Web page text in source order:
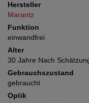
Hersteller
Marantz
Funktion
einwandfrei
Alter
30 Jahre Nach
Gebrauchszustand
gebraucht
Optik